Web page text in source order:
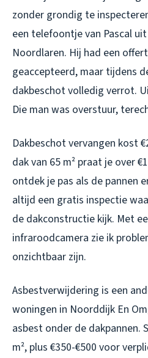
zonder grondig te
een telefoontje van Pascal
Noordlaren. Hij had een
geaccepteerd, maar tijdens
dakbeschot volledig verrot.
Die man was overstuur,
Dakbeschot vervangen kost
dak van 65 m² praat je over
ontdek je pas als de pannen
altijd een gratis inspectie
de dakconstructie kijk. Met
infraroodcamera zie ik
onzichtbaar zijn.
Asbestverwijdering is een
woningen in Noorddijk En
asbest onder de dakpannen.
m², plus €350-€500 voor